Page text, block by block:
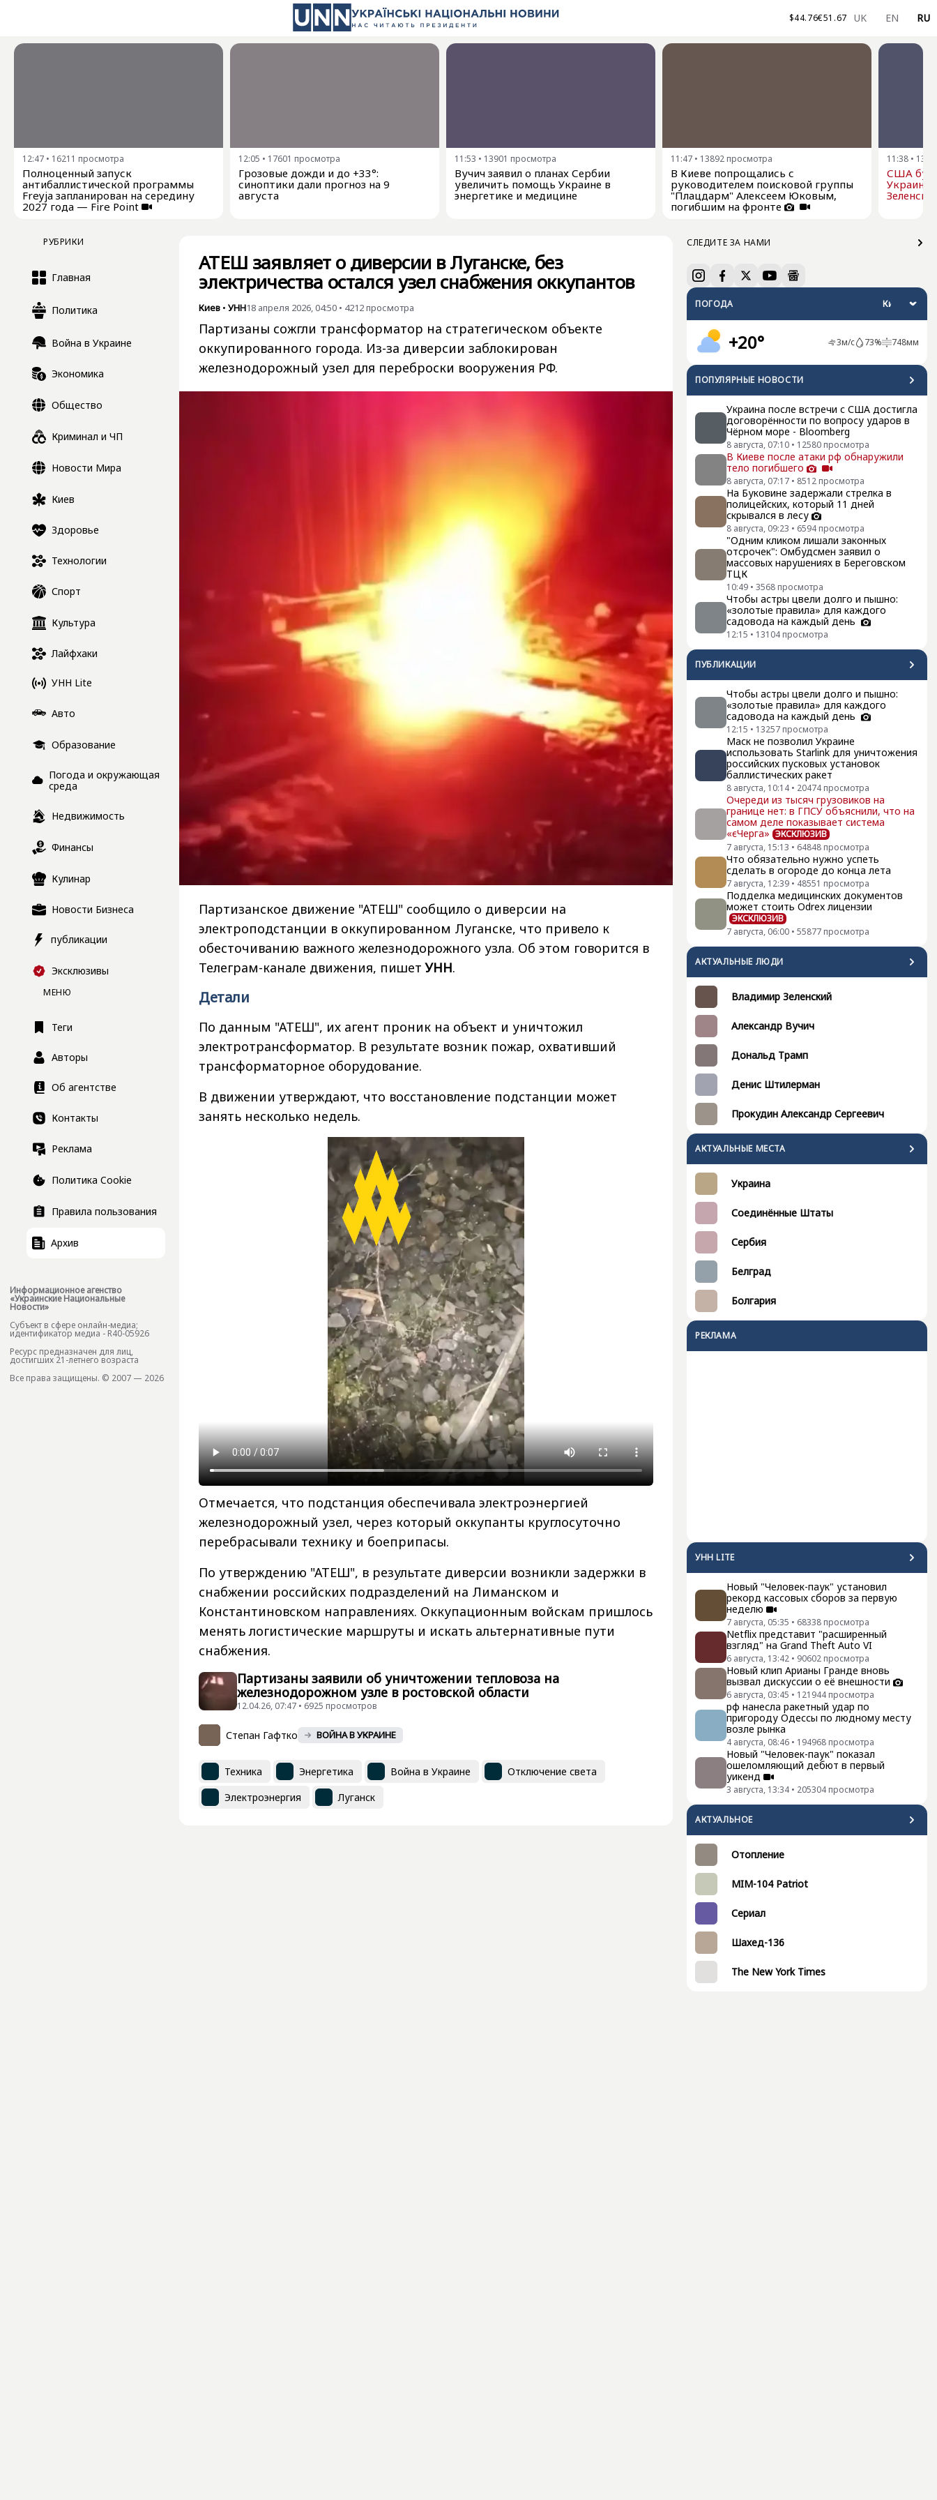
$44.76€51.67 UK EN RU
12:47 • 16211 просмотра
Полноценный запуск
антибаллистической программы
Freyja запланирован на середину
2027 года — Fire Point
12:05 • 17601 просмотра
Грозовые дожди и до +33°:
синоптики дали прогноз на 9
августа
11:53 • 13901 просмотра
Вучич заявил о планах Сербии
увеличить помощь Украине в
энергетике и медицине
11:47 • 13892 просмотра
В Киеве попрощались с
руководителем поисковой группы
"Плацдарм" Алексеем Юковым,
погибшим на фронте
11:38 •
США
Украине
РУБРИКИ
Главная
Политика
Война в Украине
Экономика
Общество
Криминал и ЧП
Новости Мира
Киев
Здоровье
Технологии
Спорт
Культура
Лайфхаки
УНН Lite
Авто
Образование
Погода и окружающая
среда
Недвижимость
Финансы
Кулинар
Новости Бизнеса
публикации
Эксклюзивы
МЕНЮ
Теги
Авторы
Об агентстве
Контакты
Реклама
Политика Cookie
Правила пользования
Архив
Информационное агенство
«Украинские Национальные
Новости»
Субъект в сфере онлайн-медиа;
идентификатор медиа - R40-05926
Ресурс предназначен для лиц,
достигших 21-летнего возраста
Все права защищены. © 2007 — 2026
СЛЕДИТЕ ЗА НАМИ
ПОГОДА
+20° 3м/с 73% 748мм
ПОПУЛЯРНЫЕ НОВОСТИ
Украина после встречи с США достигла
договорённости по вопросу ударов в
Чёрном море - Bloomberg
8 августа, 07:10 • 12580 просмотра
В Киеве после атаки рф обнаружили
тело погибшего
8 августа, 07:17 • 8512 просмотра
На Буковине задержали стрелка в
полицейских, который 11 дней
скрывался в лесу
8 августа, 09:23 • 6594 просмотра
"Одним кликом лишали законных
отсрочек": Омбудсмен заявил о
массовых нарушениях в Береговском
ТЦК
10:49 • 3568 просмотра
Чтобы астры цвели долго и пышно:
«золотые правила» для каждого
садовода на каждый день
12:15 • 13104 просмотра
ПУБЛИКАЦИИ
Чтобы астры цвели долго и пышно:
«золотые правила» для каждого
садовода на каждый день
12:15 • 13257 просмотра
Маск не позволил Украине
использовать Starlink для уничтожения
российских пусковых установок
баллистических ракет
8 августа, 10:14 • 20474 просмотра
Очереди из тысяч грузовиков на
границе нет: в ГПСУ объяснили, что на
самом деле показывает система
«єЧерга» ЭКСКЛЮЗИВ
7 августа, 15:13 • 64848 просмотра
Что обязательно нужно успеть
сделать в огороде до конца лета
7 августа, 12:39 • 48551 просмотра
Подделка медицинских документов
может стоить Odrex лицензии
ЭКСКЛЮЗИВ
7 августа, 06:00 • 55877 просмотра
АКТУАЛЬНЫЕ ЛЮДИ
Владимир Зеленский
Александр Вучич
Дональд Трамп
Денис Штилерман
Прокудин Александр Сергеевич
АКТУАЛЬНЫЕ МЕСТА
Украина
Соединённые Штаты
Сербия
Белград
Болгария
РЕКЛАМА
УНН LITE
Новый "Человек-паук" установил
рекорд кассовых сборов за первую
неделю
7 августа, 05:35 • 68338 просмотра
Netflix представит "расширенный
взгляд" на Grand Theft Auto VI
6 августа, 13:42 • 90602 просмотра
Новый клип Арианы Гранде вновь
вызвал дискуссии о её внешности
6 августа, 03:45 • 121944 просмотра
рф нанесла ракетный удар по
пригороду Одессы по людному месту
возле рынка
4 августа, 08:46 • 194968 просмотра
Новый "Человек-паук" показал
ошеломляющий дебют в первый
уикенд
3 августа, 13:34 • 205304 просмотра
АКТУАЛЬНОЕ
Отопление
MIM-104 Patriot
Сериал
Шахед-136
The New York Times
АТЕШ заявляет о диверсии в Луганске, без
электричества остался узел снабжения оккупантов
Киев • УНН18 апреля 2026, 04:50 • 4212просмотра
Партизаны сожгли трансформатор на стратегическом объекте
оккупированного города. Из-за диверсии заблокирован
железнодорожный узел для переброски вооружения РФ.
Партизанское движение "АТЕШ" сообщило о диверсии на
электроподстанции в оккупированном Луганске, что привело к
обесточиванию важного железнодорожного узла. Об этом говорится в
Телеграм-канале движения, пишетУНН.
Детали
По данным "АТЕШ", их агент проник на объект и уничтожил
электротрансформатор. В результате возник пожар, охвативший
трансформаторное оборудование.
В движении утверждают, что восстановление подстанции может
занять несколько недель.
Отмечается, что подстанция обеспечивала электроэнергией
железнодорожный узел, через который оккупанты круглосуточно
перебрасывали технику и боеприпасы.
По утверждению "АТЕШ", в результате диверсии возникли задержки в
снабжении российских подразделений на Лиманском и
Константиновском направлениях. Оккупационным войскам пришлось
менять логистические маршруты и искать альтернативные пути
снабжения.
Партизаны заявили об уничтожении тепловоза на
железнодорожном узле в ростовской области
12.04.26, 07:47 • 6925 просмотров
Степан Гафтко ВОЙНА В УКРАИНЕ
Техника Энергетика Война в Украине
Отключение света
Электроэнергия
Луганск